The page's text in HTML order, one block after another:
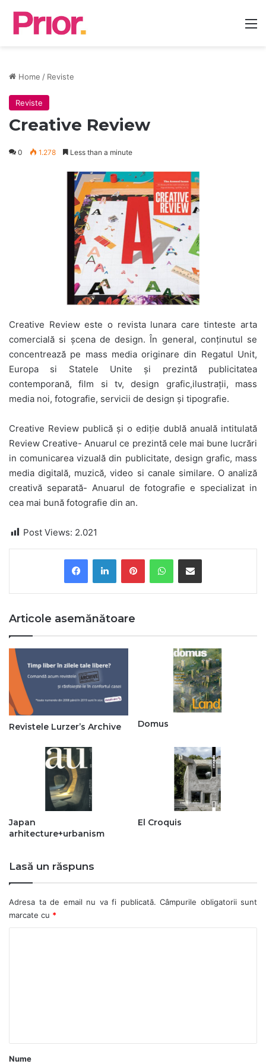
Home / Reviste
Reviste
Creative Review
0 1.278 Less than a minute
Creative Review este o revista lunara care tinteste arta
comercială si șcena de design. În general, conținutul se
concentrează pe mass media originare din Regatul Unit,
Europa si Statele Unite și prezintă publicitatea
contemporană, film si tv, design grafic,ilustrații, mass
media noi, fotografie, servicii de design și tipografie.
Creative Review publică și o ediție dublă anuală intitulată
Review Creative- Anuarul ce prezintă cele mai bune lucrări
in comunicarea vizuală din publicitate, design grafic, mass
media digitală, muzică, video si canale similare. O analiză
creativă separată- Anuarul de fotografie e specializat in
cea mai bună fotografie din an.
Post Views: 2.021
Articole asemănătoare
Revistele Lurzer’s Archive Domus
Japan
arhitecture+urbanism
El Croquis
Lasă un răspuns
Adresa ta de email nu va fi publicată. Câmpurile obligatorii sunt
marcate cu *
a
r
Nume